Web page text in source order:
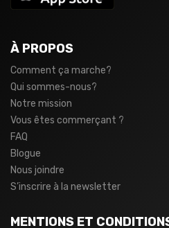
À PROPOS
Comment ça marche?
Qui sommes-nous?
Notre mission
Vous êtes commerçant ?
FAQ
Blogue
Nous joindre
S’inscrire à la newsletter
MENTIONS ET